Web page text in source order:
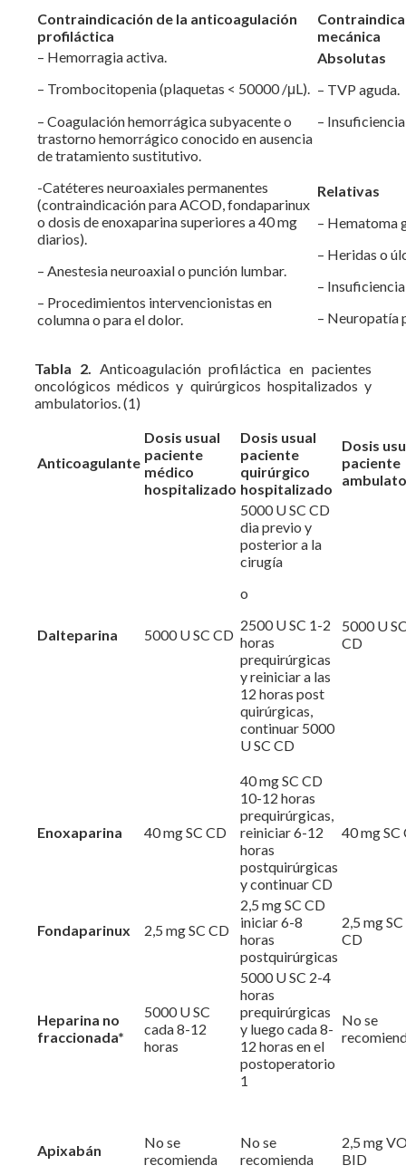
Contraindicación de la anticoagulación
profiláctica
mecánica
– Hemorragia activa.
– Trombocitopenia (plaquetas < 50000 /μL).
– Coagulación hemorrágica subyacente o
trastorno hemorrágico conocido en ausencia
de tratamiento sustitutivo.
-Catéteres neuroaxiales permanentes
(contraindicación para ACOD, fondaparinux
o dosis de enoxaparina superiores a 40 mg
diarios).
– Anestesia neuroaxial o punción lumbar.
– Procedimientos intervencionistas en
columna o para el dolor.
Absolutas
– TVP aguda.
–
Relativas
– Hematoma
– Heridas o
–
– Neuropatía
Tabla 2. Anticoagulación profiláctica en pacientes
oncológicos médicos y quirúrgicos hospitalizados y
ambulatorios. (1)
Anticoagulante
Dosis usual
paciente
médico
hospitalizado
Dosis usual
paciente
quirúrgico
hospitalizado
Dosis
paciente
Dalteparina 5000 U SC CD
5000 U SC CD
dia previo y
posterior a la
cirugía
o
2500 U SC 1-2
horas
prequirúrgicas
y reiniciar a las
12 horas post
quirúrgicas,
continuar 5000
U SC CD
5000 U
CD
Enoxaparina 40 mg SC CD
40 mg SC CD
10-12 horas
prequirúrgicas,
reiniciar 6-12
horas
postquirúrgicas
y continuar CD
40 mg SC
Fondaparinux 2,5 mg SC CD
2,5 mg SC CD
iniciar 6-8
horas
postquirúrgicas
2,5 mg SC
CD
Heparina no
fraccionada*
5000 U SC
cada 8-12
horas
5000 U SC 2-4
horas
prequirúrgicas
y luego cada 8-
12 horas en el
postoperatorio
1
No se
Apixabán
No se
recomienda
No se
recomienda
2,5 mg
BID